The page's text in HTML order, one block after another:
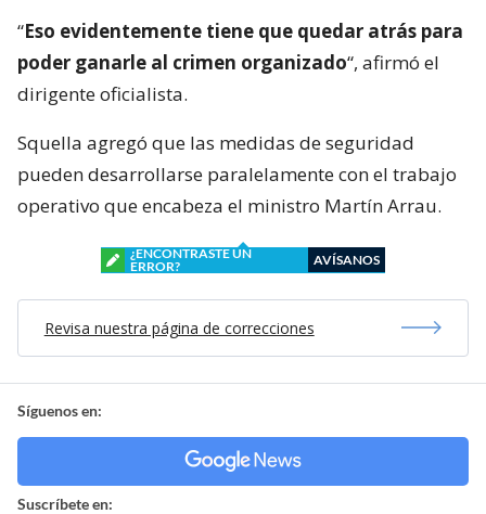
“Eso evidentemente tiene que quedar atrás para
poder ganarle al crimen organizado“, afirmó el
dirigente oficialista.
Squella agregó que las medidas de seguridad
pueden desarrollarse paralelamente con el trabajo
operativo que encabeza el ministro Martín Arrau.
¿ENCONTRASTE UN
ERROR?
AVÍSANOS
Revisa nuestra página de correcciones
Síguenos en:
Suscríbete en: